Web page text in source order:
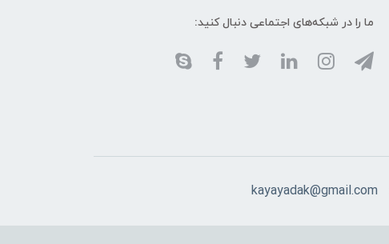
ما را در شبکه‌های اجتماعی دنبال کنید:
kayayadak@gmail.com